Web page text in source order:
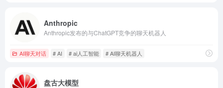
Anthropic
Anthropic发布的与ChatGPT竞争的聊天机器人
AI聊天对话 # AI # ai人工智能 # AI聊天机器人
盘古大模型